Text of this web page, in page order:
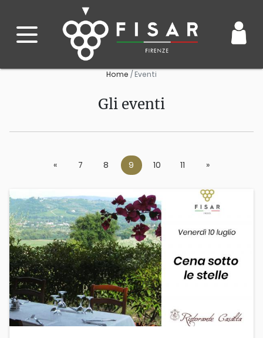
Home Eventi
Gli eventi
«Previous
7 8 9 10 11 »Next